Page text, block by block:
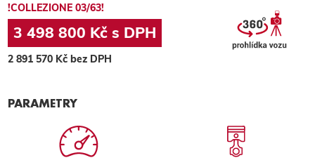
!COLLEZIONE 03/63!
3 498 800 Kč s DPH
2 891 570 Kč bez DPH
PARAMETRY